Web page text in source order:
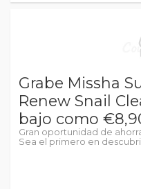
Grabe Missha
Renew Snail
bajo como
Gran oportunidad de
Sea el primero en